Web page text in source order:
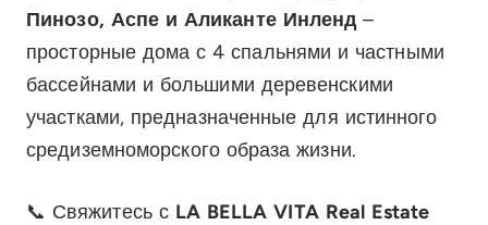
Пинозо, Аспе и Аликанте Инленд –
просторные дома с 4 спальнями и частными
бассейнами и большими деревенскими
участками, предназначенные для истинного
средиземноморского образа жизни.
📞 Свяжитесь с LA BELLA VITA Real Estate